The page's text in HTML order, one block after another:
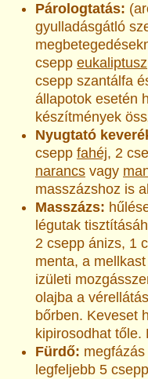
Párologtatás:
gyulladásgátló
csepp eukaliptusz
csepp szantálfa
állapotok esetén
készítmények
Nyugtató
csepp fahéj, 2
narancs vagy
masszázshoz is
Masszázs:
légutak
2 csepp ánizs, 1
menta, a
izületi
olajba a
bőrben. Keveset
kipirosodhat
Fürdő:
legfeljebb 5